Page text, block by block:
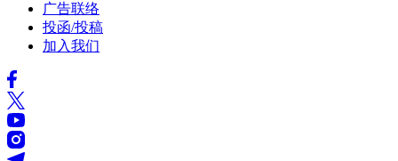
广告联络
投函/投稿
加入我们